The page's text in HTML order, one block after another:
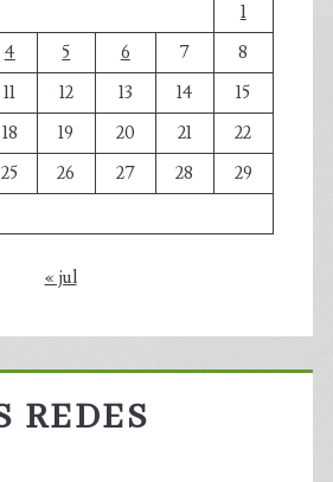
1
4 5 6 7
8
11 12 13 14
15
18 19 20 21
22
25 26 27 28
29
« jul
REDES